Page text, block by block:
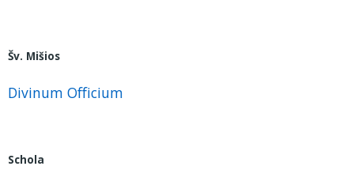
Šv. Mišios
Divinum Officium
Schola